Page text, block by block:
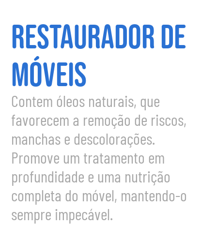
RESTAURADOR DE
MÓVEIS
Contem óleos naturais, que
favorecem a remoção de riscos,
manchas e descolorações.
Promove um tratamento em
profundidade e uma nutrição
completa do móvel, mantendo-o
sempre impecável.